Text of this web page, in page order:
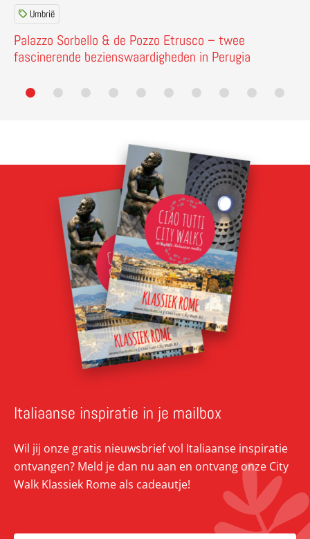
Palazzo Sorbello & de Pozzo Etrusco – twee
fascinerende bezienswaardigheden in Perugia
Umbrië
Italiaanse inspiratie in je mailbox
Wil jij onze gratis nieuwsbrief vol Italiaanse inspiratie
ontvangen? Meld je dan nu aan en ontvang onze City
Walk Klassiek Rome als cadeautje!